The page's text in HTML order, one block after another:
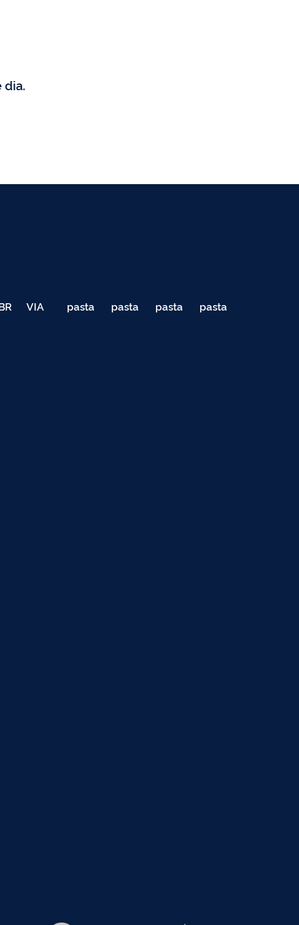
dia.
VIA
040
pasta
de
pasta
de
pasta
de
pasta
de